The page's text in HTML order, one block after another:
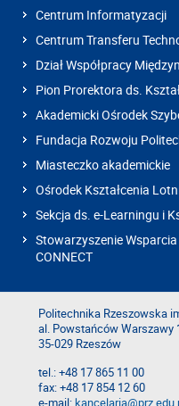
Centrum Informatyzacji
Centrum Transferu
Dział Współpracy
Pion Prorektora ds.
Akademicki Ośrodek
Fundacja Rozwoju
Miasteczko akademickie
Ośrodek Kształcenia
Sekcja ds. e-Learningu i
Stowarzyszenie
CONNECT
Politechnika Rzeszowska
al. Powstańców Warszawy
35-029 Rzeszów
tel.: +48 17 865 11 00
fax: +48 17 854 12 60
e-mail: